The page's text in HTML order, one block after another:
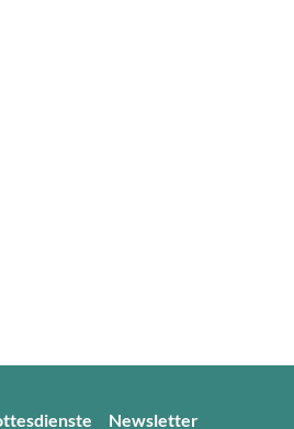
Newsletter